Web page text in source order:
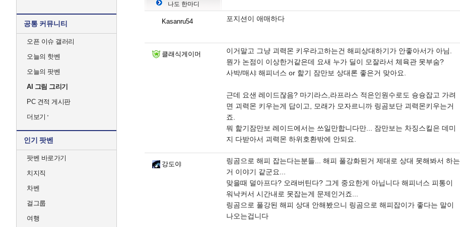
공통 커뮤니티
오픈 이슈 갤러리
오늘의 핫벤
오늘의 팟벤
AI 그림 그리기
PC 견적 게시판
더보기
인기 팟벤
팟벤 바로가기
치지직
차벤
걸그룹
여행
나도 한마디
Kasanru54 포지션이 애매하다
클래식게이머
이거말고 그냥 괴력몬 키우라고하는건 해피상대하기가 안좋아서가 아님.
뭔가 논점이 이상한거같은데 요새 누가 딜이 모잘라서 체육관 못부숨?
사박/매샤 해피너스 or 핥기 잠만보 상대론 좋은거 맞아요.
근데 요샌 레이드잖음? 마기라스,라프라스 적은인원수로도 슝슝잡고 가려
면 괴력몬 키우는게 답이고, 모래가 모자르니까 링곰보단 괴력몬키우는거
죠.
뭐 핥기잠만보 레이드에서는 쓰일만합니다만... 잠만보는 차징스킬은 데미
지 다받아서 괴력몬 하위호환밖에 안되요.
강도야
링곰으로 해피 잡는다는분들... 해피 풀강화된거 제대로 상대 못해봐서 하는
거 이야기 같군요...
맞을때 덜아프다? 오래버틴다? 그게 중요한게 아닙니다 해피너스 피통이
워낙커서 시간내로 못잡는게 문제인거죠...
링곰으로 풀강된 해피 상대 안해봤으니 링곰으로 해피잡이가 좋다는 말이
나오는겁니다